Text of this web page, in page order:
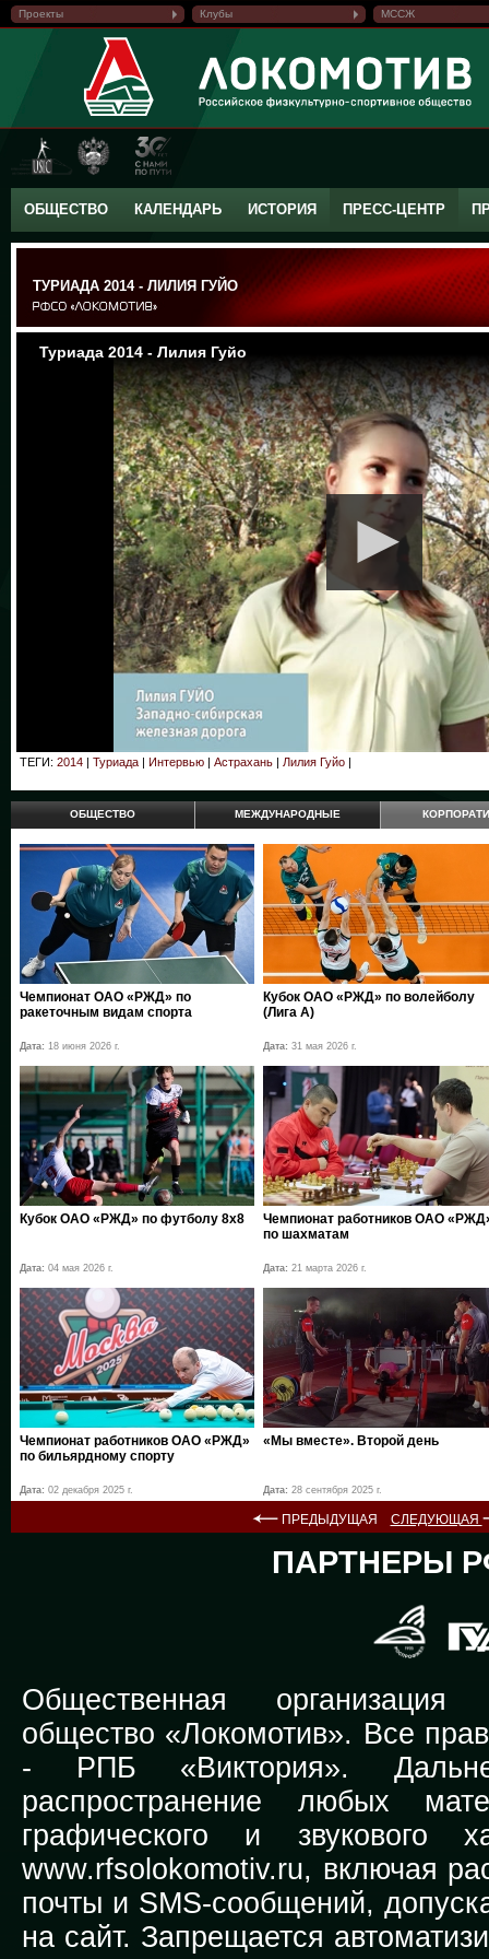
Проекты Клубы МССЖ
ОБЩЕСТВО КАЛЕНДАРЬ ИСТОРИЯ ПРЕСС-ЦЕНТР
ТУРИАДА 2014 - ЛИЛИЯ ГУЙО
ТЕГИ: 2014 | Туриада | Интервью | Астрахань | Лилия Гуйо |
ОБЩЕСТВО МЕЖДУНАРОДНЫЕ
Чемпионат ОАО «РЖД» по
ракеточным видам спорта
Дата: 18 июня 2026 г.
Кубок ОАО «РЖД» по волейболу
(Лига А)
Дата: 31 мая 2026 г.
Кубок ОАО «РЖД» по футболу 8х8
Дата: 04 мая 2026 г.
Чемпионат работников ОАО
по шахматам
Дата: 21 марта 2026 г.
Чемпионат работников ОАО «РЖД»
по бильярдному спорту
Дата: 02 декабря 2025 г.
«Мы вместе». Второй день
Дата: 28 сентября 2025 г.
ПРЕДЫДУЩАЯ СЛЕДУЮЩАЯ
ПАРТНЕРЫ
Общественная организация
общество «Локомотив». Все
- РПБ «Виктория».
распространение любых
графического и звукового
www.rfsolokomotiv.ru, включая
почты и SMS-сообщений,
на сайт. Запрещается